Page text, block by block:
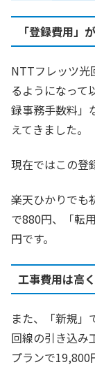
「登録費用」
NTTフレッツ光
るようになって
録事務手数料」
えてきました。
現在ではこの登
楽天ひかりでも
で880円、「転
円です。
工事費用は高
また、「新規
回線の引き込み
プランで19,800